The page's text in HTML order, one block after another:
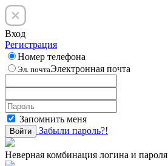
Вход
Регистрация
Номер телефона
Эл. почтаЭлектронная почта
Запомнить меня
Войти Забыли пароль?!
Неверная комбинация логина и пароля